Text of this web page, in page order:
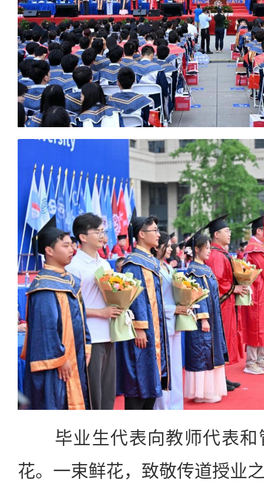
毕业生代表向教师代表和
花。一束鲜花，致敬传道授业